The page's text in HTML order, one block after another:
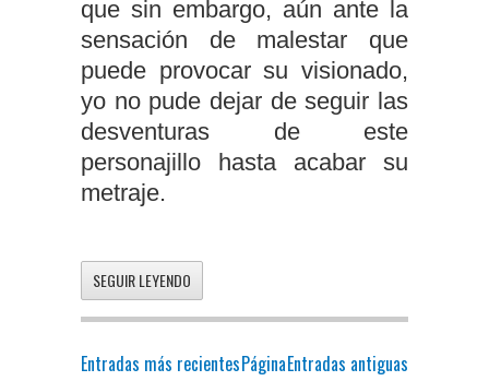
que sin embargo, aún ante la
sensación de malestar que
puede provocar su visionado,
yo no pude dejar de seguir las
desventuras de este
personajillo hasta acabar su
metraje.
SEGUIR LEYENDO
Entradas más recientes Entradas antiguas
Página